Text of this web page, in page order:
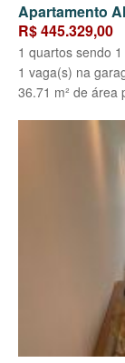
Apartamento
R$ 445.329,00
1 quartos sendo
1 vaga(s) na
36.71 m² de área